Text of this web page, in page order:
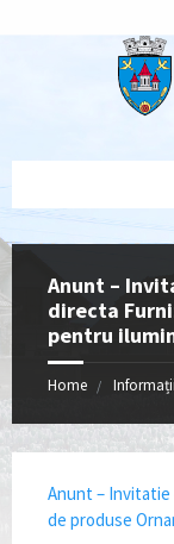
Anunt –
directa
pentru
Home
Anunt – Invitatie
de produse